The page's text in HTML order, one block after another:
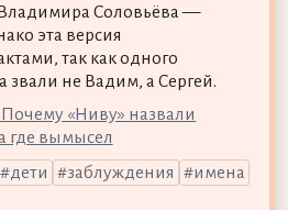
Владимира Соловьёва —
эта версия
так как одного
звали не Вадим, а Сергей.
«Ниву» назвали
где вымысел
дети заблуждения
имена